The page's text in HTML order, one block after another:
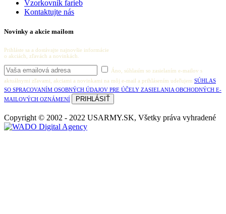
Vzorkovník farieb
Kontaktujte nás
Novinky a akcie mailom
Prihláste sa a dostávajte najnovšie informácie
o akciách, zľavách a novinkách.
Áno, súhlasím so zasielaním e-mailov s
aktuálnymi zľavami, akciami a novinkami na môj e-mail a prihlásením udeľujem SÚHLAS
SO SPRACOVANÍM OSOBNÝCH ÚDAJOV PRE ÚČELY ZASIELANIA OBCHODNÝCH E-
MAILOVÝCH OZNÁMENÍ
Copyright © 2002 - 2022 USARMY.SK, Všetky práva vyhradené